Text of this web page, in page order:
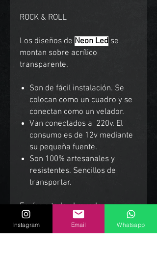
ROCK & ROLL
Los diseños de Neon Led se
montan sobre acrílico
transparente.
Son de fácil instalación. Se
colocan como un cuadro y se
conectan como un velador.
Van conectados a 220v. El
consumo es de 12v mediante
su pequeña fuente.
Son 100% artesanales y
resistentes. Sencillos de
transportar.
Envíos a todo el mundo.
Instagram Email Whatsapp